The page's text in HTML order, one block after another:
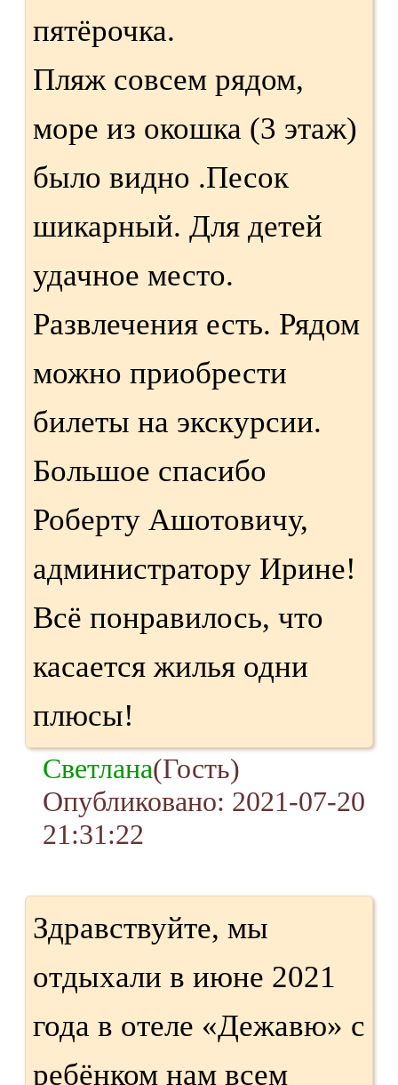
пятёрочка.
Пляж совсем рядом,
море из окошка (3 этаж)
было видно .Песок
шикарный. Для детей
удачное место.
Развлечения есть. Рядом
можно приобрести
билеты на экскурсии.
Большое спасибо
Роберту Ашотовичу,
администратору Ирине!
Всё понравилось, что
касается жилья одни
плюсы!
Светлана(Гость)
Опубликовано: 2021-07-20
21:31:22
Здравствуйте, мы
отдыхали в июне 2021
года в отеле «Дежавю» с
ребёнком нам всем